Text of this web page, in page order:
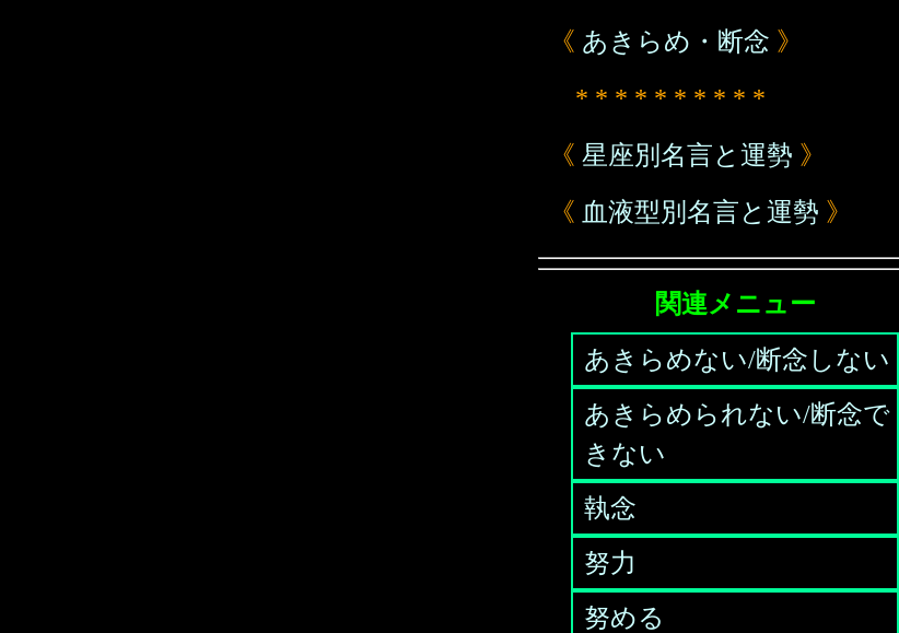
《 あきらめ・断念 》
* * * * * * * * * *
《 星座別名言と運勢 》
《 血液型別名言と運勢 》
関連メニュー
あきらめない/断念しない
あきらめられない/断念で
きない
執念
努力
努める